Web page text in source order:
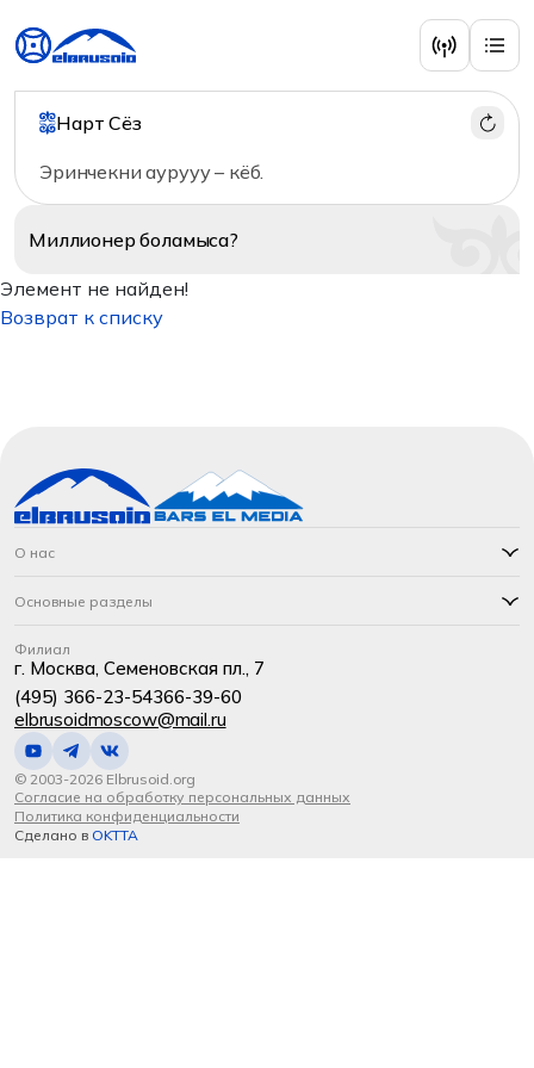
Нарт Сёз
Эринчекни аурууу – кёб.
Миллионерболамыса?
Элемент не найден!
Возврат к списку
О нас
Основные разделы
Филиал
г. Москва, Семеновская пл., 7
(495) 366-23-54366-39-60
elbrusoidmoscow@mail.ru
© 2003-2026 Elbrusoid.org
Согласие на обработку персональных данных
Политика конфиденциальности
Сделано в OKTTA